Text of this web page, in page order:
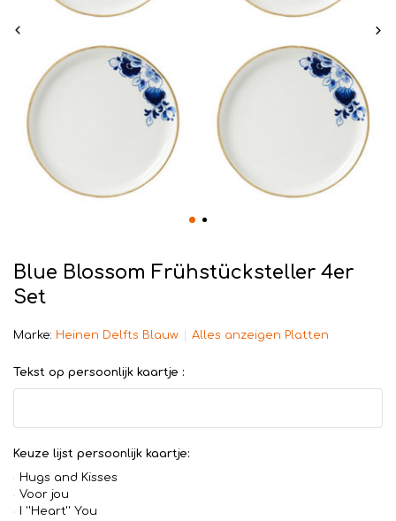
Blue Blossom Frühstücksteller 4er
Set
Marke: Heinen Delfts Blauw Alles anzeigen Platten
Tekst op persoonlijk kaartje :
Keuze lijst persoonlijk kaartje:
Hugs and Kisses
Voor jou
I ''Heart'' You